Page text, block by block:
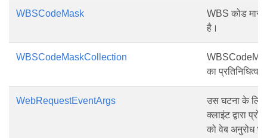
WBSCodeMask
WBS कोड मास्क
है।
WBSCodeMaskCollection
का प्रतिनिधित्व
WebRequestEventArgs
उस घटना के लिए
क्लाइंट द्वारा
को वेब अनुरोध